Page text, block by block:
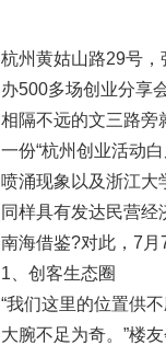
杭州黄姑山路29号，
办500多场创业分享
相隔不远的文三路旁
一份“杭州创业活动
喷涌现象以及浙江大
同样具有发达民营经
南海借鉴?对此，7月
1、创客生态圈
“我们这里的位置供
大腕不足为奇。”楼